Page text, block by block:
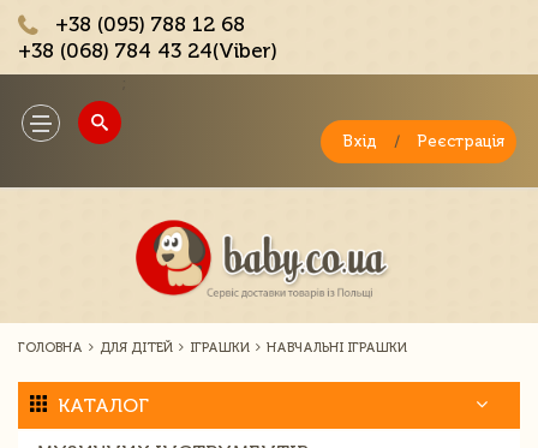
+38 (095) 788 12 68
+38 (068) 784 43 24(Viber)
Toggle
navigation
Вхід / Реєстрація
ГОЛОВНА ДЛЯ ДІТЕЙ ІГРАШКИ НАВЧАЛЬНІ ІГРАШКИ
КАТАЛОГ